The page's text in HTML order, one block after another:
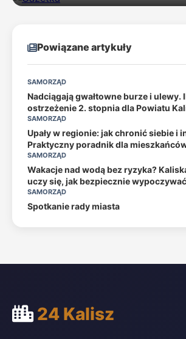
Powiązane artykuły
SAMORZĄD
Nadciągają gwałtowne burze i ulewy.
ostrzeżenie 2. stopnia dla Powiatu
SAMORZĄD
Upały w regionie: jak chronić siebie i
Praktyczny poradnik dla
SAMORZĄD
Wakacje nad wodą bez ryzyka?
uczy się, jak bezpiecznie wypoczywać
SAMORZĄD
Spotkanie rady miasta
24 Kalisz